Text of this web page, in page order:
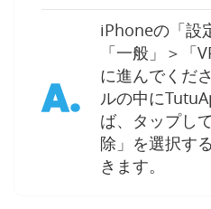
A.
iPhoneの「設
「一般」＞「
に進んでくだ
ルの中に
ば、タップし
除」を選択す
きます。